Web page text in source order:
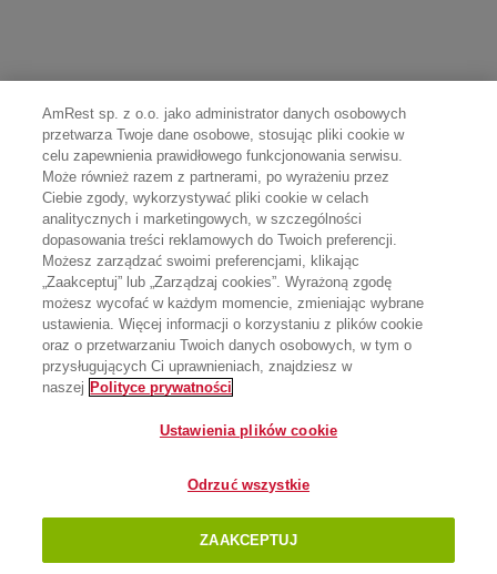
AmRest sp. z o.o. jako administrator danych osobowych
przetwarza Twoje dane osobowe, stosując pliki cookie w
celu zapewnienia prawidłowego funkcjonowania serwisu.
Może również razem z partnerami, po wyrażeniu przez
Ciebie zgody, wykorzystywać pliki cookie w celach
analitycznych i marketingowych, w szczególności
dopasowania treści reklamowych do Twoich preferencji.
Możesz zarządzać swoimi preferencjami, klikając
„Zaakceptuj” lub „Zarządzaj cookies”. Wyrażoną zgodę
możesz wycofać w każdym momencie, zmieniając wybrane
ustawienia. Więcej informacji o korzystaniu z plików cookie
oraz o przetwarzaniu Twoich danych osobowych, w tym o
przysługujących Ci uprawnieniach, znajdziesz w
naszej Polityce prywatności
Ustawienia plików cookie
Odrzuć wszystkie
ZAAKCEPTUJ